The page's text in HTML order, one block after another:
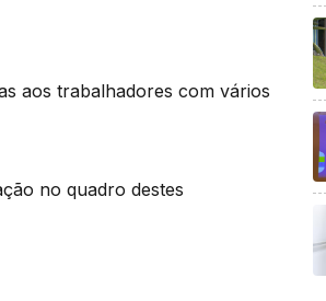
aos trabalhadores com vários
no quadro destes